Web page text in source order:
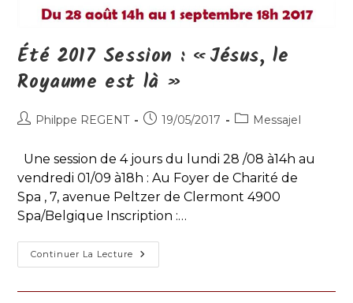
Été 2017 Session : « Jésus, le
Royaume est là »
Auteur/autrice
la
publication :
Philppe REGENT
Publication
19/05/2017
PostMessajeI
Une session de 4 jours du lundi 28 /08 à14h au
vendredi 01/09 à18h : Au Foyer de Charité de
Spa , 7, avenue Peltzer de Clermont 4900
Spa/Belgique Inscription :…
Continuer La Lecture Été
2017
: